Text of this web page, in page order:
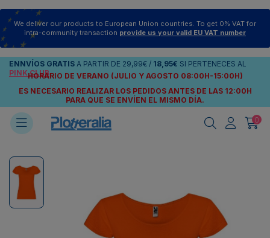
We deliver our products to European Union countries. To get 0% VAT for
intra-community transaction provide us your valid EU VAT number
ENNVÍOS GRATIS A PARTIR DE 29,99€ / 18,95€ SI PERTENECES AL
PINK CLUB
HORARIO DE VERANO (JULIO Y AGOSTO 08:00H-15:00H)
ES NECESARIO REALIZAR LOS PEDIDOS ANTES DE LAS 12:00H
PARA QUE SE ENVÍEN EL MISMO DÍA.
0